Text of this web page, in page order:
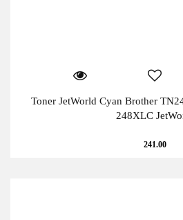
Toner JetWorld Cyan Brother
248XLC
241.00